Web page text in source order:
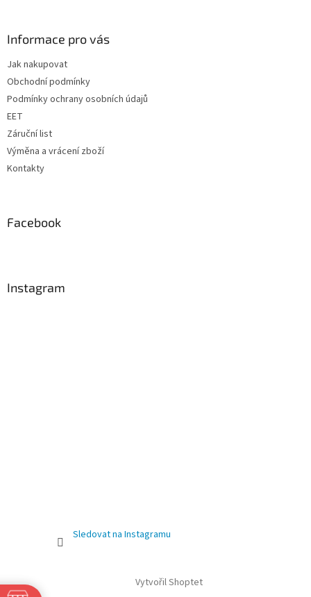
Informace pro vás
Jak nakupovat
Obchodní podmínky
Podmínky ochrany osobních údajů
EET
Záruční list
Výměna a vrácení zboží
Kontakty
Facebook
Instagram
Sledovat na Instagramu
Vytvořil Shoptet